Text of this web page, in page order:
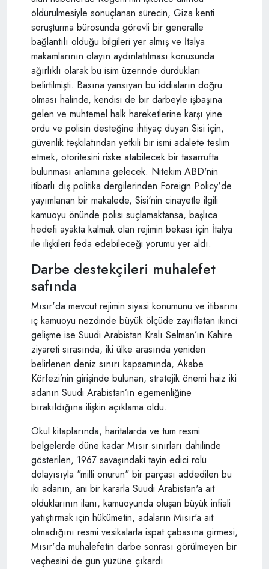
öldürülmesiyle sonuçlanan sürecin, Giza kenti
soruşturma bürosunda görevli bir generalle
bağlantılı olduğu bilgileri yer almış ve İtalya
makamlarının olayın aydınlatılması konusunda
ağırlıklı olarak bu isim üzerinde durdukları
belirtilmişti. Basına yansıyan bu iddiaların doğru
olması halinde, kendisi de bir darbeyle işbaşına
gelen ve muhtemel halk hareketlerine karşı yine
ordu ve polisin desteğine ihtiyaç duyan Sisi için,
güvenlik teşkilatından yetkili bir ismi adalete teslim
etmek, otoritesini riske atabilecek bir tasarrufta
bulunması anlamına gelecek. Nitekim ABD'nin
itibarlı dış politika dergilerinden Foreign Policy'de
yayımlanan bir makalede, Sisi'nin cinayetle ilgili
kamuoyu önünde polisi suçlamaktansa, başlıca
hedefi ayakta kalmak olan rejimin bekası için İtalya
ile ilişkileri feda edebileceği yorumu yer aldı.
Darbe destekçileri muhalefet
safında
Mısır'da mevcut rejimin siyasi konumunu ve itibarını
iç kamuoyu nezdinde büyük ölçüde zayıflatan ikinci
gelişme ise Suudi Arabistan Kralı Selman’ın Kahire
ziyareti sırasında, iki ülke arasında yeniden
belirlenen deniz sınırı kapsamında, Akabe
Körfezi’nin girişinde bulunan, stratejik önemi haiz iki
adanın Suudi Arabistan’ın egemenliğine
bırakıldığına ilişkin açıklama oldu.
Okul kitaplarında, haritalarda ve tüm resmi
belgelerde düne kadar Mısır sınırları dahilinde
gösterilen, 1967 savaşındaki tayin edici rolü
dolayısıyla "milli onurun" bir parçası addedilen bu
iki adanın, ani bir kararla Suudi Arabistan'a ait
olduklarının ilanı, kamuoyunda oluşan büyük infiali
yatıştırmak için hükümetin, adaların Mısır'a ait
olmadığını resmi vesikalarla ispat çabasına girmesi,
Mısır'da muhalefetin darbe sonrası görülmeyen bir
veçhesini de gün yüzüne çıkardı.